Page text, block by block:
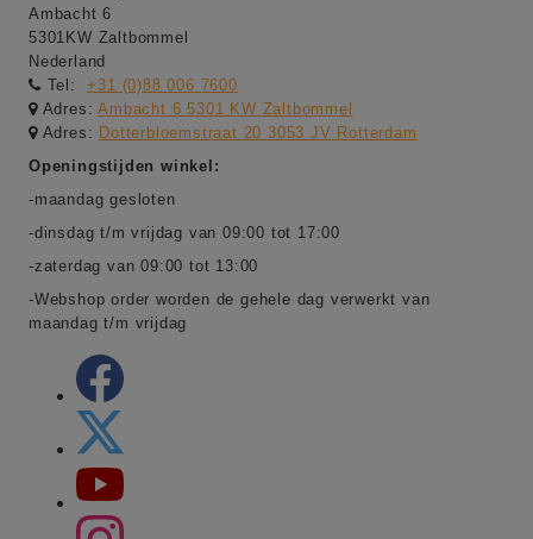
Ambacht 6
5301KW Zaltbommel
Nederland
Tel:
+31 (0)88 006 7600
Adres:Ambacht 6 5301 KW Zaltbommel
Adres: Dotterbloemstraat 20 3053 JV Rotterdam
Openingstijden winkel:
-maandag gesloten
-dinsdag t/m vrijdag van 09:00 tot 17:00
-zaterdag van 09:00 tot 13:00
-Webshop order worden de gehele dag verwerkt van
maandag t/m vrijdag